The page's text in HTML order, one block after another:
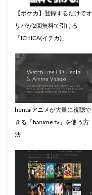
【ポケカ】登録するだけでオ
リパが2回無料で引ける
「ICHICA(イチカ)」
hentaiアニメが大量に視聴で
きる「hanime.tv」を使う方
法